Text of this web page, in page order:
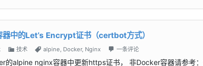
中的Let’s Encrypt证书（certbot方式）
技术 alpine, Docker, Nginx 一条评论
的alpine nginx容器中更新https证书， 非Docker容器请参考